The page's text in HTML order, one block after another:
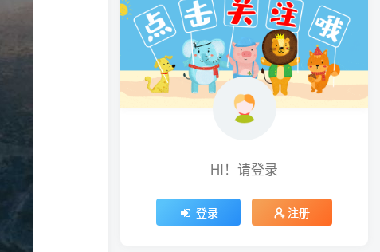
HI！请登录
登录 注册